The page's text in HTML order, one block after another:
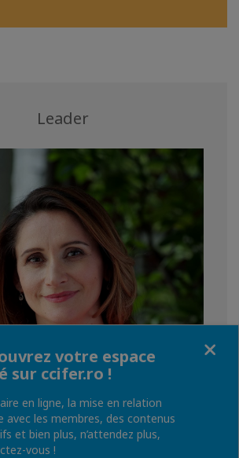
Leader
votre espace
sur ccifer.ro !
en ligne, la mise en relation
avec les membres, des contenus
et bien plus, n’attendez plus,
vous !